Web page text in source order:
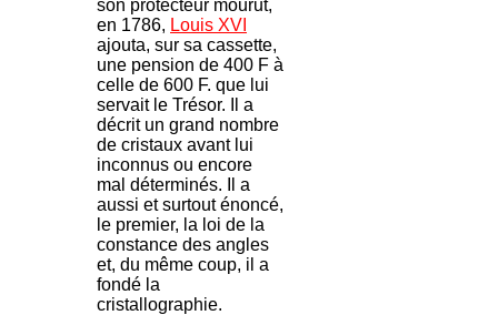
son protecteur mourut,
en 1786, Louis XVI
ajouta, sur sa cassette,
une pension de 400 F à
celle de 600 F. que lui
servait le Trésor. Il a
décrit un grand nombre
de cristaux avant lui
inconnus ou encore
mal déterminés. Il a
aussi et surtout énoncé,
le premier, la loi de la
constance des angles
et, du même coup, il a
fondé la
cristallographie.